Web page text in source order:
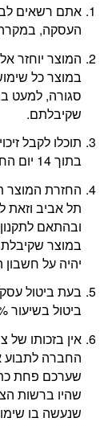
אתם רשאים
העסקה, במקרה
המוצר יוחזר
במוצר כל
סגורה, למעט
שקיבלתם.
תוכלו לקבל
בתוך 14 יום החל מהיום שהגיע לידיכם.
תל אביב וזאת
ובהתאם
במוצר
יהיה על
בעת ביטול
ביטול בשיעור 5% או 100 ש”ח לפי הנמוך.
אין בזכותו
החברה לתבוע
שערכם פחת
שהיו ברשות
שנעשה בו